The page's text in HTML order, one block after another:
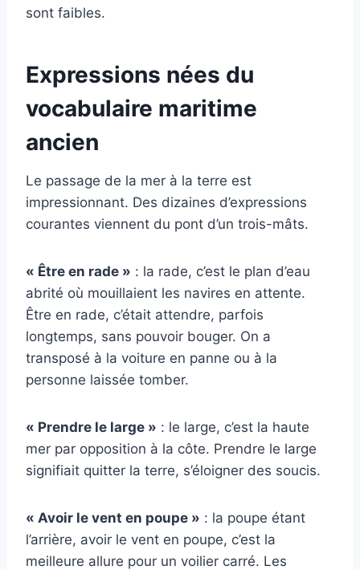
sont faibles.
Expressions nées du
vocabulaire maritime
ancien
Le passage de la mer à la terre est
impressionnant. Des dizaines d’expressions
courantes viennent du pont d’un trois-mâts.
« Être en rade » : la rade, c’est le plan d’eau
abrité où mouillaient les navires en attente.
Être en rade, c’était attendre, parfois
longtemps, sans pouvoir bouger. On a
transposé à la voiture en panne ou à la
personne laissée tomber.
« Prendre le large » : le large, c’est la haute
mer par opposition à la côte. Prendre le large
signifiait quitter la terre, s’éloigner des soucis.
« Avoir le vent en poupe » : la poupe étant
l’arrière, avoir le vent en poupe, c’est la
meilleure allure pour un voilier carré. Les